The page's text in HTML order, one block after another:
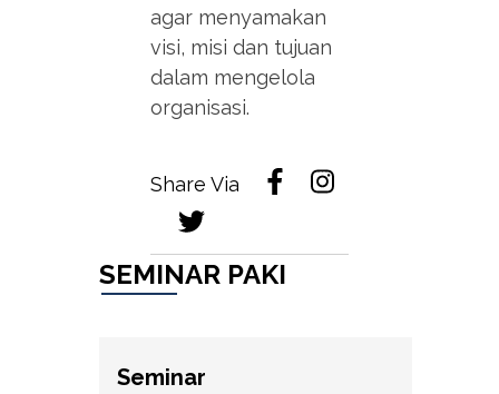
agar menyamakan
visi, misi dan tujuan
dalam mengelola
organisasi.
Share Via
SEMINAR PAKI
Seminar